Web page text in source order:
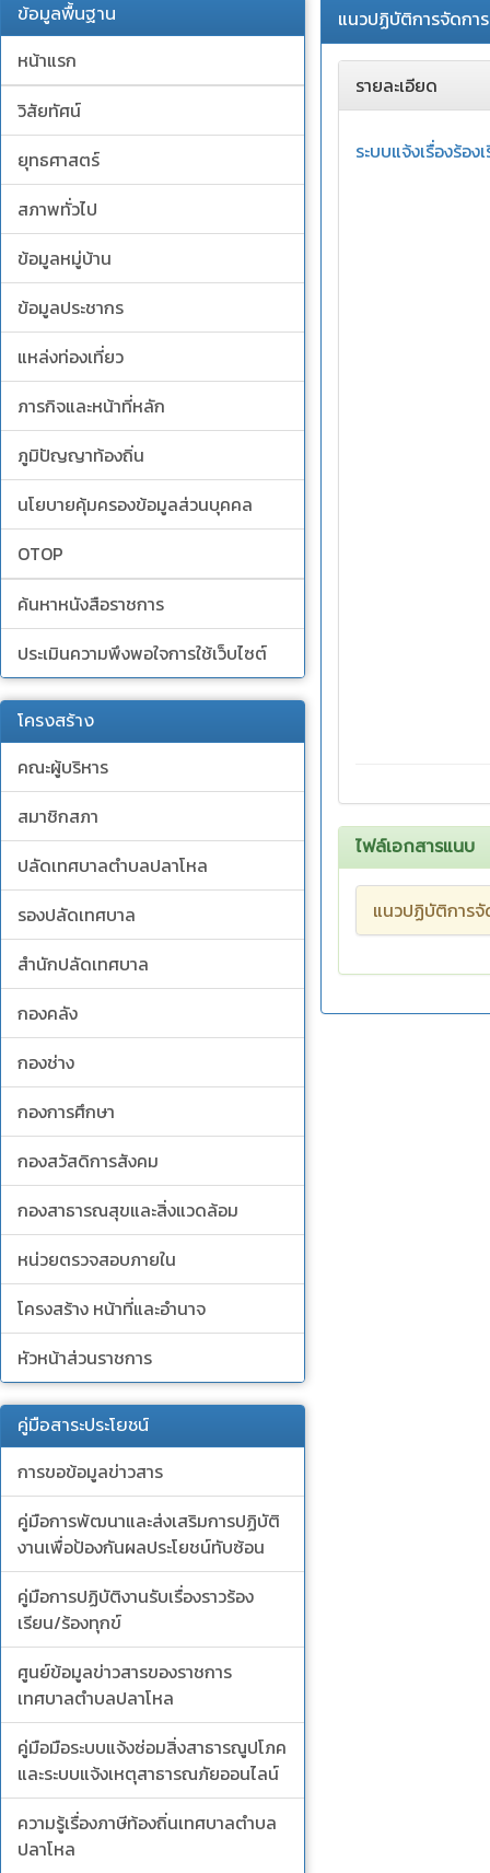
ข้อมูลพื้นฐาน
หน้าแรก
วิสัยทัศน์
ยุทธศาสตร์
สภาพทั่วไป
ข้อมูลหมู่บ้าน
ข้อมูลประชากร
แหล่งท่องเที่ยว
ภารกิจและหน้าที่หลัก
ภูมิปัญญาท้องถิ่น
นโยบายคุ้มครองข้อมูลส่วนบุคคล
OTOP
ค้นหาหนังสือราชการ
ประเมินความพึงพอใจการใช้เว็บไซต์
โครงสร้าง
คณะผู้บริหาร
สมาชิกสภา
ปลัดเทศบาลตำบลปลาโหล
รองปลัดเทศบาล
สำนักปลัดเทศบาล
กองคลัง
กองช่าง
กองการศึกษา
กองสวัสดิการสังคม
กองสาธารณสุขและสิ่งแวดล้อม
หน่วยตรวจสอบภายใน
โครงสร้าง หน้าที่และอำนาจ
หัวหน้าส่วนราชการ
คู่มือสาระประโยชน์
การขอข้อมูลข่าวสาร
คู่มือการพัฒนาและส่งเสริมการปฏิบัติ
งานเพื่อป้องกันผลประโยชน์ทับซ้อน
คู่มือการปฏิบัติงานรับเรื่องราวร้อง
เรียน/ร้องทุกข์
ศูนย์ข้อมูลข่าวสารของราชการ
เทศบาลตำบลปลาโหล
คู่มือมือระบบแจ้งซ่อมสิ่งสาธารณูปโภค
และระบบแจ้งเหตุสาธารณภัยออนไลน์
ความรู้เรื่องภาษีท้องถิ่นเทศบาลตำบล
ปลาโหล
แนวปฏิบัติการจัดกา
รายละเอียด
ระบบแจ้งเรื่องร้อ
ไฟล์เอกสารแนบ
แนวปฏิบัติการจั